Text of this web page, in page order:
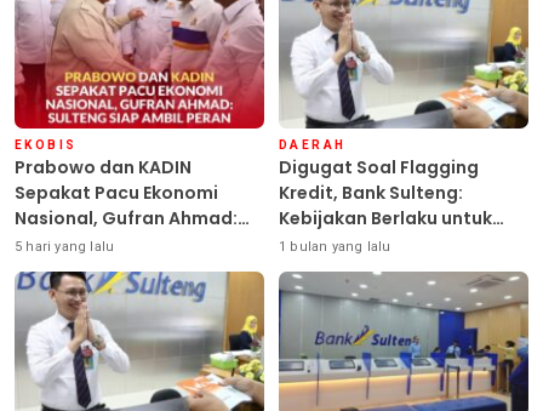
EKOBIS
Prabowo dan KADIN
Sepakat Pacu Ekonomi
Nasional, Gufran Ahmad:
Sulteng Siap Ambil Peran
5 hari yang lalu
DAERAH
Digugat Soal Flagging
Kredit, Bank Sulteng:
Kebijakan Berlaku untuk
Seluruh Debitur ASN
1 bulan yang lalu